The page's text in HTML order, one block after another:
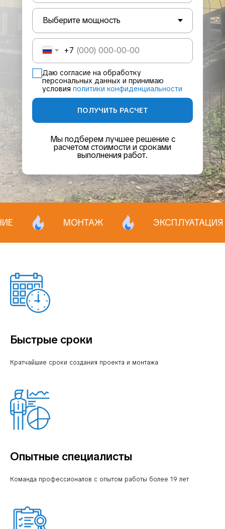
Мы подберем лучшее решение с
расчетом стоимости и сроками
выполнения работ.
+7
Даю согласие на обработку
персональных данных и принимаю
условия политики конфиденциальности
ПОЛУЧИТЬ РАСЧЕТ
МОНТАЖ ЭКСПЛУАТАЦИЯ
Быстрые сроки
Кратчайшие сроки создания проекта и монтажа
Опытные специалисты
Команда профессионалов с опытом работы более 19 лет